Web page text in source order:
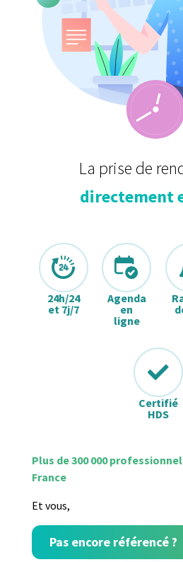
La prise de
directement
24h/24
et 7j/7
Agenda
en
ligne
Certifié
HDS
Plus de 300 000
France
Et vous,
Pas encore référencé ?
Identifiant
Mot de
Se souvenir